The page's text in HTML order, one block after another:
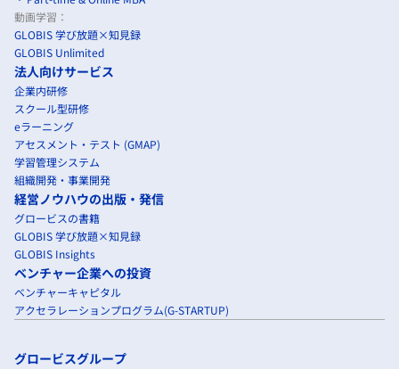
動画学習：
GLOBIS 学び放題×知見録
GLOBIS Unlimited
法人向けサービス
企業内研修
スクール型研修
eラーニング
アセスメント・テスト (GMAP)
学習管理システム
組織開発・事業開発
経営ノウハウの出版・発信
グロービスの書籍
GLOBIS 学び放題×知見録
GLOBIS Insights
ベンチャー企業への投資
ベンチャーキャピタル
アクセラレーションプログラム(G-STARTUP)
グロービスグループ